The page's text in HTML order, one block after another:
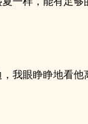
我眼睁睁地看他